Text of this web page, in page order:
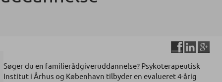
Søger du en familierådgiveruddannelse? Psykoterapeutisk
Institut i Århus og København tilbyder en evalueret 4-årig